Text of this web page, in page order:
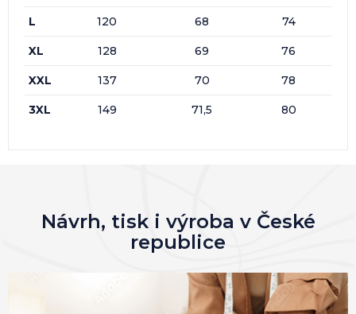
L 120 68 74
XL 128 69 76
XXL 137 70 78
3XL 149 71,5 80
Návrh, tisk i výroba v České
republice